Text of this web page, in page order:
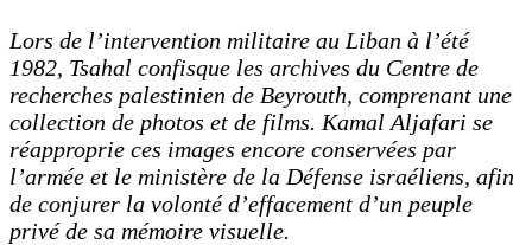
Lors de l’intervention militaire au Liban à l’été
1982, Tsahal confisque les archives du Centre de
recherches palestinien de Beyrouth, comprenant une
collection de photos et de films. Kamal Aljafari se
réapproprie ces images encore conservées par
l’armée et le ministère de la Défense israéliens, afin
de conjurer la volonté d’effacement d’un peuple
privé de sa mémoire visuelle.